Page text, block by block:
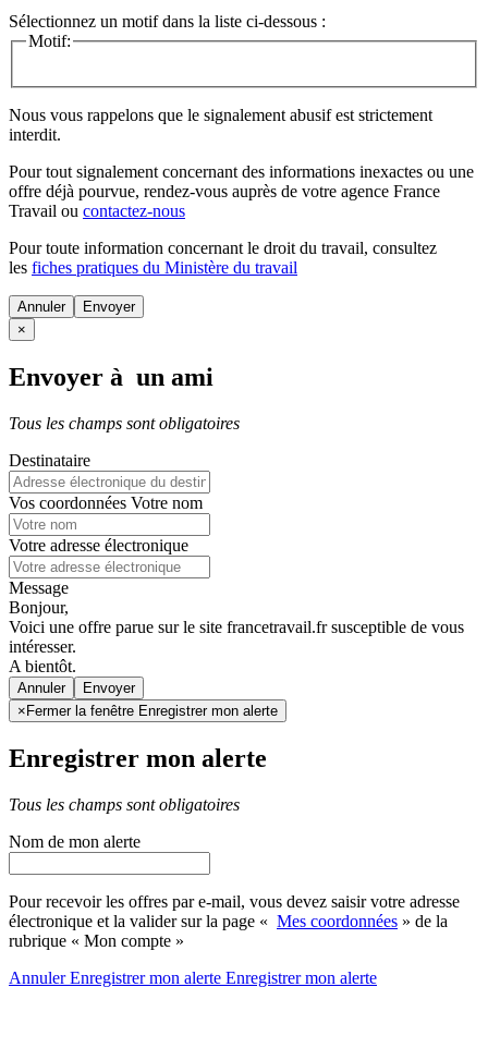
Sélectionnez un motif dans la liste ci-dessous :
Motif:
Nous vous rappelons que le signalement abusif est strictement
interdit.
Pour tout signalement concernant des informations inexactes ou une
offre déjà pourvue, rendez-vous auprès de votre agence France
Travail ou contactez-nous
Pour toute information concernant le droit du travail, consultez
les fiches pratiques du Ministère du travail
Annuler
×
Envoyer à un ami
Tous les champs sont obligatoires
Destinataire
Vos coordonnées Votre nom
Votre adresse électronique
Message
Bonjour,
Voici une offre parue sur le site francetravail.fr susceptible de vous
intéresser.
A bientôt.
Annuler
× Fermer la fenêtre Enregistrer mon alerte
Enregistrer mon alerte
Tous les champs sont obligatoires
Nom de mon alerte
Pour recevoir les offres par e-mail, vous devez saisir votre adresse
électronique et la valider sur la page « Mes coordonnées » de la
rubrique « Mon compte »
AnnulerEnregistrer mon alerte Enregistrermon alerte